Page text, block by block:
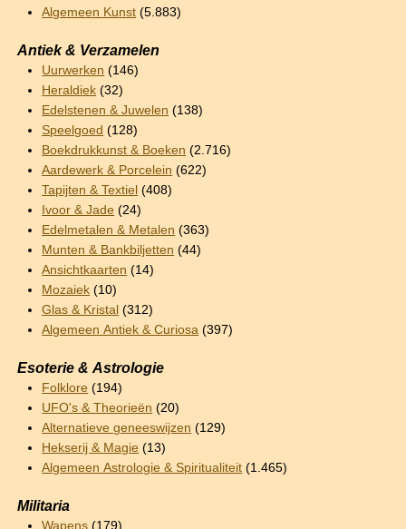
Algemeen Kunst (5.883)
Antiek & Verzamelen
Uurwerken (146)
Heraldiek (32)
Edelstenen & Juwelen (138)
Speelgoed (128)
Boekdrukkunst & Boeken (2.716)
Aardewerk & Porcelein (622)
Tapijten & Textiel (408)
Ivoor & Jade (24)
Edelmetalen & Metalen (363)
Munten & Bankbiljetten (44)
Ansichtkaarten (14)
Mozaiek (10)
Glas & Kristal (312)
Algemeen Antiek & Curiosa (397)
Esoterie & Astrologie
Folklore (194)
UFO's & Theorieën (20)
Alternatieve geneeswijzen (129)
Hekserij & Magie (13)
Algemeen Astrologie & Spiritualiteit (1.465)
Militaria
Wapens (179)